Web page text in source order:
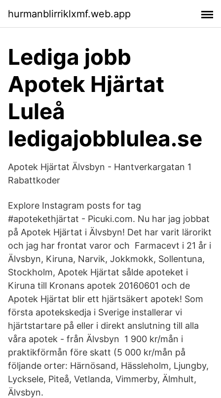
hurmanblirriklxmf.web.app
Lediga jobb
Apotek Hjärtat
Luleå
ledigajobblulea.se
Apotek Hjärtat Älvsbyn - Hantverkargatan 1
Rabattkoder
Explore Instagram posts for tag
#apotekethjärtat - Picuki.com. Nu har jag jobbat
på Apotek Hjärtat i Älvsbyn! Det har varit lärorikt
och jag har frontat varor och Farmacevt i 21 år i
Älvsbyn, Kiruna, Narvik, Jokkmokk, Sollentuna,
Stockholm, Apotek Hjärtat sålde apoteket i
Kiruna till Kronans apotek 20160601 och de
Apotek Hjärtat blir ett hjärtsäkert apotek! Som
första apotekskedja i Sverige installerar vi
hjärtstartare på eller i direkt anslutning till alla
våra apotek - från Älvsbyn 1 900 kr/mån i
praktikförmån före skatt (5 000 kr/mån på
följande orter: Härnösand, Hässleholm, Ljungby,
Lycksele, Piteå, Vetlanda, Vimmerby, Älmhult,
Älvsbyn.